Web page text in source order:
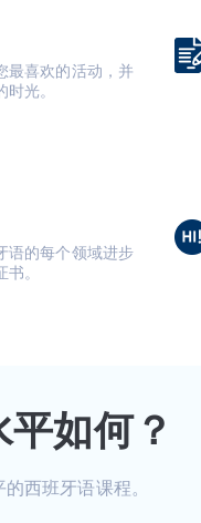
最喜欢的活动，并
光。
语的每个领域进步
。
如何？
西班牙语课程。